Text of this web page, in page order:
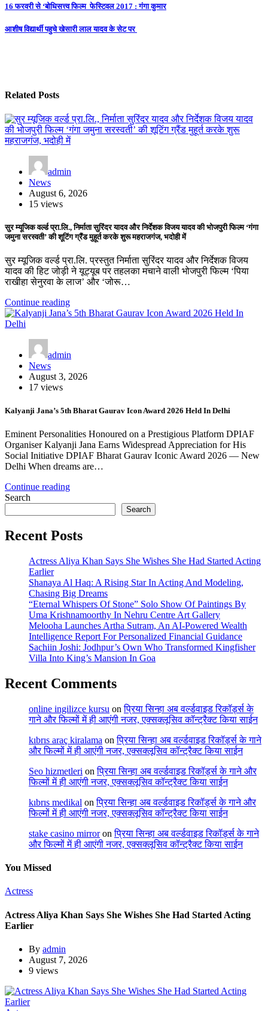
Post
navigation
16 फरवरी से ‘बोधिसत्त्व फिल्म फेस्टिवल 2017 : गंगा कुमार
आशीष विद्यार्थी पहुचे खेसारी लाल यादव के सेट पर
Related Posts
admin
News
August 6, 2026
15 views
सुर म्यूजिक वर्ल्ड प्रा.लि., निर्माता सुरिंदर यादव और निर्देशक विजय यादव की भोजपुरी फिल्म ‘गंगा
जमुना सरस्वती’ की शूटिंग ग्रैंड मुहूर्त करके शुरू महराजगंज, भदोही में
सुर म्यूजिक वर्ल्ड प्रा.लि. प्रस्तुत निर्माता सुरिंदर यादव और निर्देशक विजय
यादव की हिट जोड़ी ने यूट्यूब पर तहलका मचाने वाली भोजपुरी फिल्म ‘पिया
राखीहा सेनुरवा के लाज’ और ‘जोरू…
Continue reading
admin
News
August 3, 2026
17 views
Kalyanji Jana’s 5th Bharat Gaurav Icon Award 2026 Held In Delhi
Eminent Personalities Honoured on a Prestigious Platform DPIAF
Organiser Kalyanji Jana Earns Widespread Appreciation for His
Social Initiative DPIAF Bharat Gaurav Iconic Award 2026 — New
Delhi When dreams are…
Continue reading
Search
Search
Recent Posts
Actress Aliya Khan Says She Wishes She Had Started Acting
Earlier
Shanaya Al Haq: A Rising Star In Acting And Modeling,
Chasing Big Dreams
“Eternal Whispers Of Stone” Solo Show Of Paintings By
Uma Krishnamoorthy In Nehru Centre Art Gallery
Melooha Launches Artha Sutram, An AI-Powered Wealth
Intelligence Report For Personalized Financial Guidance
Sachiin Joshi: Jodhpur’s Own Who Transformed Kingfisher
Villa Into King’s Mansion In Goa
Recent Comments
online ingilizce kursu onप्रिया सिन्हा अब वर्ल्डवाइड रिकॉर्ड्स के
गाने और फिल्मों में ही आएंगी नजर, एक्सक्लूसिव कॉन्ट्रैक्ट किया साईन
kıbrıs araç kiralama onप्रिया सिन्हा अब वर्ल्डवाइड रिकॉर्ड्स के गाने
और फिल्मों में ही आएंगी नजर, एक्सक्लूसिव कॉन्ट्रैक्ट किया साईन
Seo hizmetleri onप्रिया सिन्हा अब वर्ल्डवाइड रिकॉर्ड्स के गाने और
फिल्मों में ही आएंगी नजर, एक्सक्लूसिव कॉन्ट्रैक्ट किया साईन
kıbrıs medikal onप्रिया सिन्हा अब वर्ल्डवाइड रिकॉर्ड्स के गाने और
फिल्मों में ही आएंगी नजर, एक्सक्लूसिव कॉन्ट्रैक्ट किया साईन
stake casino mirroronप्रिया सिन्हा अब वर्ल्डवाइड रिकॉर्ड्स के गाने
और फिल्मों में ही आएंगी नजर, एक्सक्लूसिव कॉन्ट्रैक्ट किया साईन
You Missed
Actress
Actress Aliya Khan Says She Wishes She Had Started Acting
Earlier
By admin
August 7, 2026
9 views